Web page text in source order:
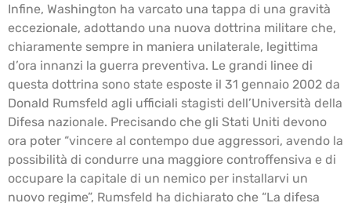
Infine, Washington ha varcato una tappa di una gravità
eccezionale, adottando una nuova dottrina militare che,
chiaramente sempre in maniera unilaterale, legittima
d’ora innanzi la guerra preventiva. Le grandi linee di
questa dottrina sono state esposte il 31 gennaio 2002 da
Donald Rumsfeld agli ufficiali stagisti dell’Università della
Difesa nazionale. Precisando che gli Stati Uniti devono
ora poter “vincere al contempo due aggressori, avendo la
possibilità di condurre una maggiore controffensiva e di
occupare la capitale di un nemico per installarvi un
nuovo regime”, Rumsfeld ha dichiarato che “La difesa